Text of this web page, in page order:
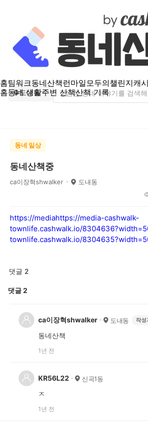
홈팀워크동네산책런마일모두의챌린지캐
홈동네 생활주변 산책산책 기록
도내동
동네 일상
동네산책중
ca이장혁shwalker 도내동
https://mediahttps://media-cashwalk-
townlife.cashwalk.io/
townlife.cashwalk.io/
댓글 2
댓글2
ca이장혁shwalker 도내동 작성
동네산책
1년 전
KR56L22 신곡1동
ㅈ
1년 전